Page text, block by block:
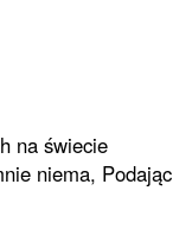
na świecie
niema, Podając